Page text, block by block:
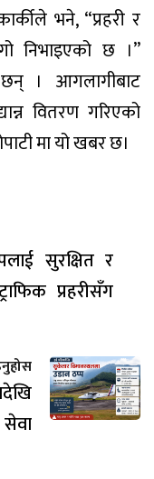
भने, “प्रहरी र
निभाइएको छ ।”
। आगलागीबाट
वितरण गरिएको
मा यो खबर छ।
सुरक्षित र
प्रहरीसँग